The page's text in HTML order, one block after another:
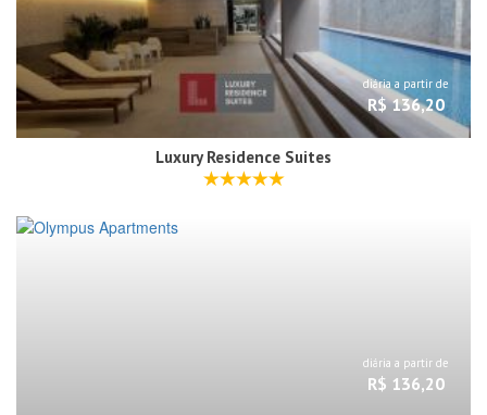
diária a partir de
R$ 136,20
Luxury Residence Suites
diária a partir de
R$ 136,20